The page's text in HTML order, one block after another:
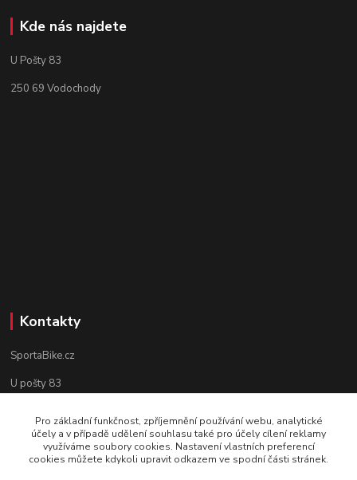
Kde nás najdete
U Pošty 83
250 69 Vodochody
Kontakty
SportaBike.cz
U pošty 83
tel.: +420 736 274 612
e-mail: info@sportabike.cz
Pro základní funkčnost, zpříjemnění používání webu, analytické
účely a v případě udělení souhlasu také pro účely cílení reklamy
využíváme soubory cookies. Nastavení vlastních preferencí
cookies můžete kdykoli upravit odkazem ve spodní části stránek.